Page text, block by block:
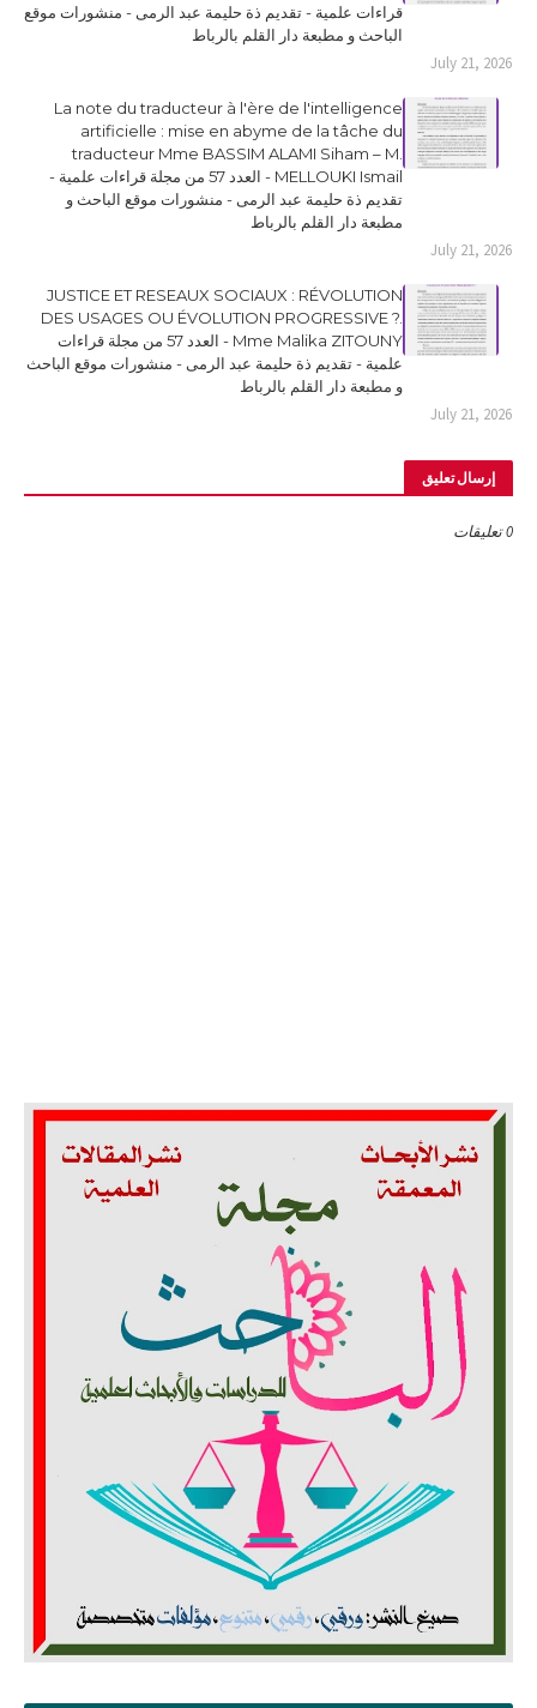
قراءات علمية - تقديم ذة حليمة عبد الرمى - منشورات موقع
الباحث و مطبعة دار القلم بالرباط
July 21, 2026
La note du traducteur à l'ère de l'intelligence
artificielle : mise en abyme de la tâche du
traducteur Mme BASSIM ALAMI Siham – M.
MELLOUKI Ismail - العدد 57 من مجلة قراءات علمية -
تقديم ذة حليمة عبد الرمى - منشورات موقع الباحث و
مطبعة دار القلم بالرباط
July 21, 2026
JUSTICE ET RESEAUX SOCIAUX : RÉVOLUTION
DES USAGES OU ÉVOLUTION PROGRESSIVE ?.
Mme Malika ZITOUNY - العدد 57 من مجلة قراءات
علمية - تقديم ذة حليمة عبد الرمى - منشورات موقع الباحث
و مطبعة دار القلم بالرباط
July 21, 2026
إرسال تعليق
0 تعليقات